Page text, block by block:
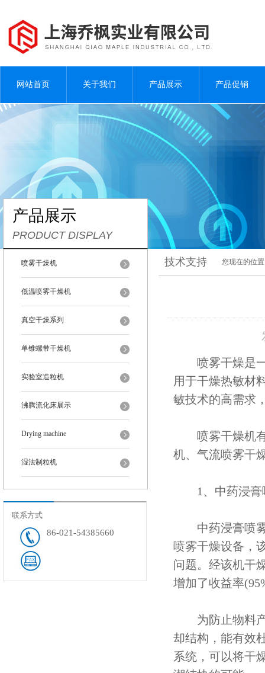
网站首页 关于我们 产品展示 产品促销
产品展示
PRODUCT DISPLAY
喷雾干燥机
低温喷雾干燥机
真空干燥系列
单锥螺带干燥机
实验室造粒机
沸腾流化床展示
Drying machine
湿法制粒机
联系方式
86-021-54385660
技术支持 您现在的位
喷雾干燥是一
用于干燥热敏材
敏技术的高需求
喷雾干燥机有
机、气流喷雾干
1、中药浸膏
中药浸膏喷雾
喷雾干燥设备，
问题。经该机干
增加了收益率
为防止物料产
却结构，能有效
系统，可以将干